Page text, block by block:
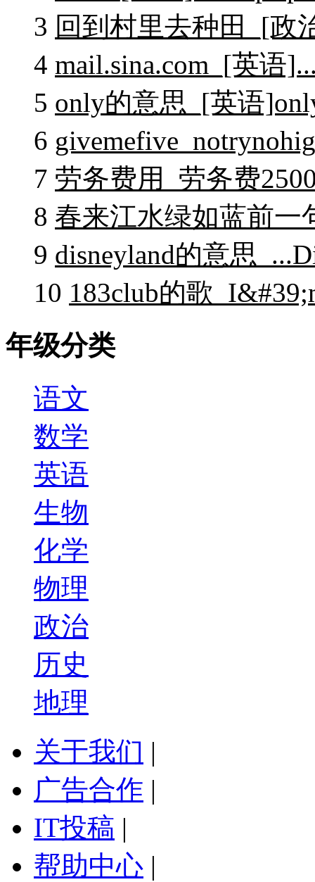
3 回到村里去种田_[政
4 mail.sina.com_[英语
5 only的意思_[英语
6
7 劳务费用_劳务费
8 春来江水绿如蓝前一
9 disneyland的意思
10 183club的歌
年级分类
语文
数学
英语
生物
化学
物理
政治
历史
地理
关于我们 |
广告合作 |
IT投稿 |
帮助中心 |